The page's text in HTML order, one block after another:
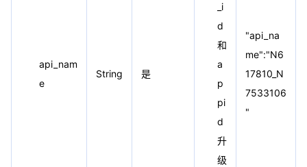
api_nam
e
String 是
_i
d
和
a
p
pi
d
升
级
"api_na
me":"N6
17810_N
7533106
"